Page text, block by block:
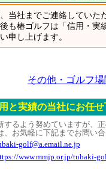
当社までご連絡していた
も椿ゴルフは「信用・
申し上げます。
その他・ゴルフ
と実績の当社にお任
るよう努めていますが、
お気軽に下記までお問い合
golf@a.email.ne.jp
www.mmjp.or.jp/tubaki-